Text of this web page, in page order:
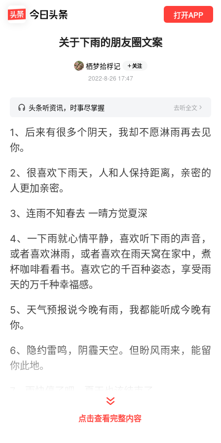
打开APP
关于下雨的朋友圈文案
栖梦拾桴记 关注
2022-8-26 17:47
头条听资讯，时事尽掌握 去听全文
1、后来有很多个阴天，我却不愿淋雨再去见
你。
2、很喜欢下雨天，人和人保持距离，亲密的
人更加亲密。
3、连雨不知春去 一晴方觉夏深
4、一下雨就心情平静，喜欢听下雨的声音，
或者喜欢淋雨，或者喜欢在雨天窝在家中，煮
杯咖啡看看书。喜欢它的千百种姿态，享受雨
天的万千种幸福感。
5、天气预报说今晚有雨，我都能听成今晚有
你。
6、隐约雷鸣，阴霾天空。但盼风雨来，能留
你此地。
8、每座城市都会下雨，就像我走到哪里都会
点击查看完整内容